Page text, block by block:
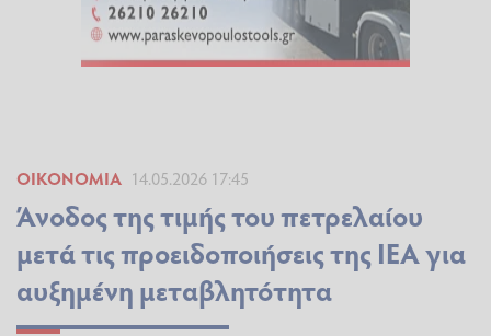
ΟΙΚΟΝΟΜΊΑ 14.05.2026 17:45
Άνοδος της τιμής του πετρελαίου
μετά τις προειδοποιήσεις της IEA για
αυξημένη μεταβλητότητα